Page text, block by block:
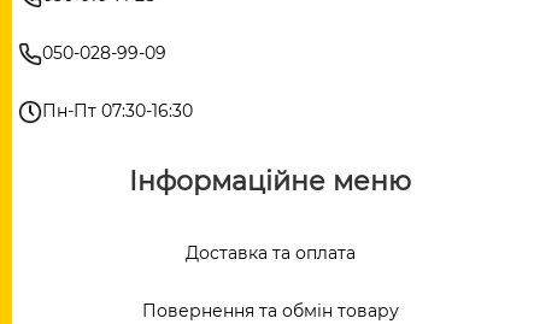
050-028-99-09
Пн-Пт 07:30-16:30
Інформаційне меню
Доставка та оплата
Повернення та обмін товару